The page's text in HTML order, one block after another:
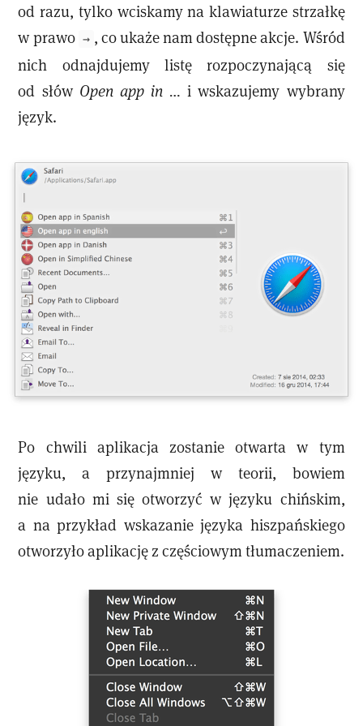
od razu, tylko wciskamy na klawiaturze strzałkę
w prawo → , co ukaże nam dostępne akcje. Wśród
nich odnajdujemy listę rozpoczynającą się
od słów Open app in … i wskazujemy wybrany
język.
Po chwili aplikacja zostanie otwarta w tym
języku, a przynajmniej w teorii, bowiem
nie udało mi się otworzyć w języku chińskim,
a na przykład wskazanie języka hiszpańskiego
otworzyło aplikację z częściowym tłumaczeniem.